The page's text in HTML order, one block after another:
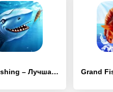
Real Fishing – Лучшая игра о рыбалке